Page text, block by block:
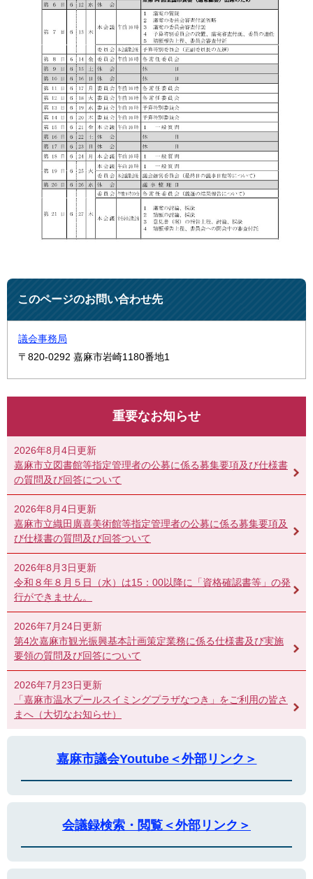
このページのお問い合わせ先
議会事務局
〒820-0292 嘉麻市岩崎1180番地1
重要なお知らせ
2026年8月4日更新
嘉麻市立図書館等指定管理者の公募に係る募集要項及び仕様書
の質問及び回答について
2026年8月4日更新
嘉麻市立織田廣喜美術館等指定管理者の公募に係る募集要項及
び仕様書の質問及び回答ついて
2026年8月3日更新
令和８年８月５日（水）は15：00以降に「資格確認書等」の発
行ができません。
2026年7月24日更新
第4次嘉麻市観光振興基本計画策定業務に係る仕様書及び実施
要領の質問及び回答について
2026年7月23日更新
「嘉麻市温水プールスイミングプラザなつき」をご利用の皆さ
まへ（大切なお知らせ）
嘉麻市議会Youtube＜外部リンク＞
会議録検索・閲覧＜外部リンク＞